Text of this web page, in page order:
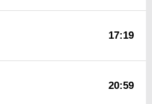
17:19
20:59